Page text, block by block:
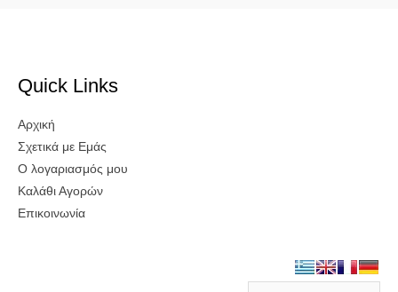
Quick Links
Αρχική
Σχετικά με Εμάς
Ο λογαριασμός μου
Καλάθι Αγορών
Επικοινωνία